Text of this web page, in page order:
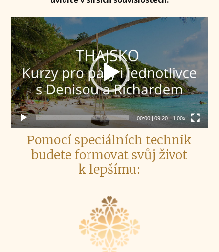
Video
přehrávač
00:00| 09:20 1.00x
Pomocí speciálních technik
budete formovat svůj život
k lepšímu: